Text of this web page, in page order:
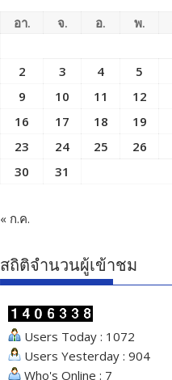
อา. จ. อ. พ.
2
3 4 5
9
10 11 12
16
17 18 19
23
24 25 26
30
31
« ก.ค.
สถิติจำนวนผู้เข้าชม
Users Today : 1072
Users Yesterday : 904
Who's Online : 7